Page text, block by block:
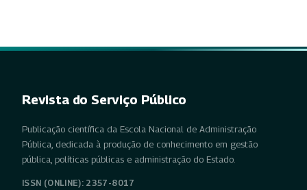
Revista do Serviço Público
Publicação científica da Escola Nacional de Administração
Pública, dedicada à produção de conhecimento em gestão
pública, políticas públicas e administração do Estado.
ISSN (ONLINE): 2357-8017